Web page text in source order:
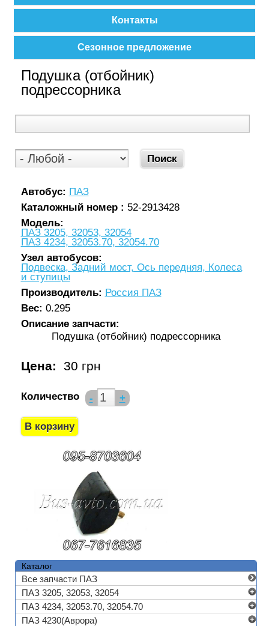
Контакты
Сезонное предложение
Подушка (отбойник)
подрессорника
Автобус: ПАЗ
Каталожный номер : 52-2913428
Модель:
ПАЗ 3205, 32053, 32054
ПАЗ 4234, 32053.70, 32054.70
Узел автобусов:
Подвеска, Задний мост, Ось передняя, Колеса
и ступицы
Производитель: Россия ПАЗ
Вес: 0.295
Описание запчасти:
Подушка (отбойник) подрессорника
Цена: 30 грн
Количество - +
Каталог
Все запчасти ПАЗ
ПАЗ 3205, 32053, 32054
ПАЗ 4234, 32053.70, 32054.70
ПАЗ 4230(Аврора)